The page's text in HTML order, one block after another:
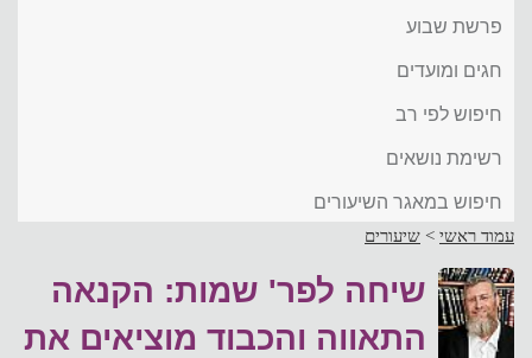
פרשת שבוע
חגים ומועדים
חיפוש לפי רב
רשימת נושאים
חיפוש במאגר השיעורים
עמוד ראשי > שיעורים
שיחה לפר' שמות: הקנאה
התאווה והכבוד מוציאים את